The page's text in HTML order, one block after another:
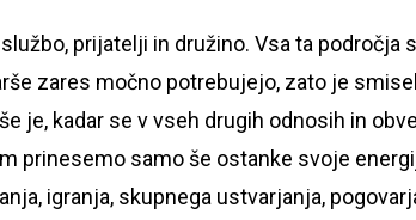
prijatelji in družino. Vsa ta področja
zares močno potrebujejo, zato je
je, kadar se v vseh drugih odnosih in
prinesemo samo še ostanke svoje
igranja, skupnega ustvarjanja,